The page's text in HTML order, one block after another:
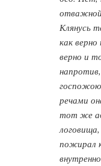
Клянусь
как
верно и
госпожою
речами
тот же
пожирал